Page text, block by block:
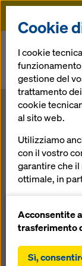
Doka
Muskrat Falls -
Canada
più
Cookie
I cookie
gestione del
trattamento
cookie
al sito web.
Utilizziamo
con il vostro
garantire che
ottimale, in
nostro sito
facilitare
statistici),
Acconsentite
trasferimento
Sì,